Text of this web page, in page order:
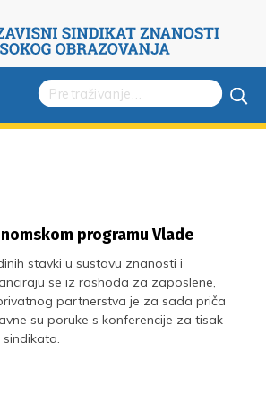
programu Vlade
stavki u sustavu znanosti i
se iz rashoda za zaposlene,
partnerstva je za sada priča
su poruke s konferencije za tisak